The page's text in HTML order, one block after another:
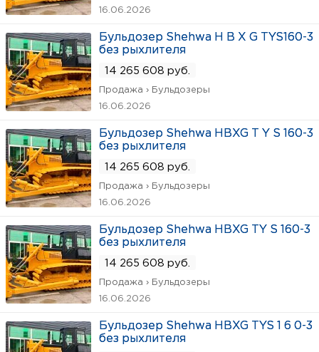
16.06.2026
Бульдозер Shehwa H B X G TYS160-3
без рыхлителя
14 265 608 руб.
Продажа › Бульдозеры
16.06.2026
Бульдозер Shehwa HBXG T Y S 160-3
без рыхлителя
14 265 608 руб.
Продажа › Бульдозеры
16.06.2026
Бульдозер Shehwa HBXG TY S 160-3
без рыхлителя
14 265 608 руб.
Продажа › Бульдозеры
16.06.2026
Бульдозер Shehwa HBXG TYS 1 6 0-3
без рыхлителя